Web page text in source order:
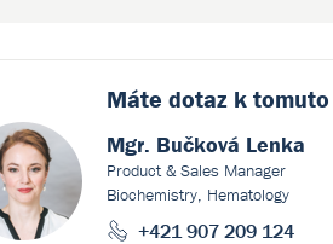
Máte dotaz k
Mgr. Bučková Lenka
Product & Sales Manager
Biochemistry, Hematology
+421 907 209 124